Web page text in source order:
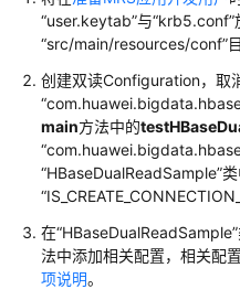
应
用
发
简
介
HBase
用
开
“user.keytab”与“krb5.conf”
“src/main/resources/conf”目
创建双读Configuration，取
main方法中的
“HBaseDualReadSample”
在
法中添加相关配置，相关配
项说明。